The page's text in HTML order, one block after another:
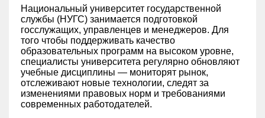
Национальный университет государственной
службы (НУГС) занимается подготовкой
госслужащих, управленцев и менеджеров. Для
того чтобы поддерживать качество
образовательных программ на высоком уровне,
специалисты университета регулярно обновляют
учебные дисциплины — мониторят рынок,
отслеживают новые технологии, следят за
изменениями правовых норм и требованиями
современных работодателей.